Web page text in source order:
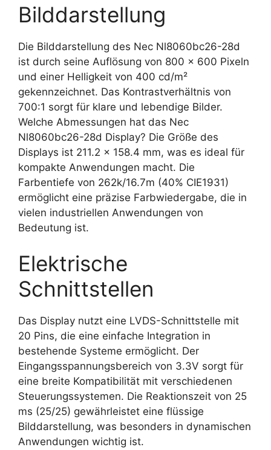
Bilddarstellung
Die Bilddarstellung des Nec Nl8060bc26-28d
ist durch seine Auflösung von 800 x 600 Pixeln
und einer Helligkeit von 400 cd/m²
gekennzeichnet. Das Kontrastverhältnis von
700:1 sorgt für klare und lebendige Bilder.
Welche Abmessungen hat das Nec
Nl8060bc26-28d Display? Die Größe des
Displays ist 211.2 x 158.4 mm, was es ideal für
kompakte Anwendungen macht. Die
Farbentiefe von 262k/16.7m (40% CIE1931)
ermöglicht eine präzise Farbwiedergabe, die in
vielen industriellen Anwendungen von
Bedeutung ist.
Elektrische
Schnittstellen
Das Display nutzt eine LVDS-Schnittstelle mit
20 Pins, die eine einfache Integration in
bestehende Systeme ermöglicht. Der
Eingangsspannungsbereich von 3.3V sorgt für
eine breite Kompatibilität mit verschiedenen
Steuerungssystemen. Die Reaktionszeit von 25
ms (25/25) gewährleistet eine flüssige
Bilddarstellung, was besonders in dynamischen
Anwendungen wichtig ist.